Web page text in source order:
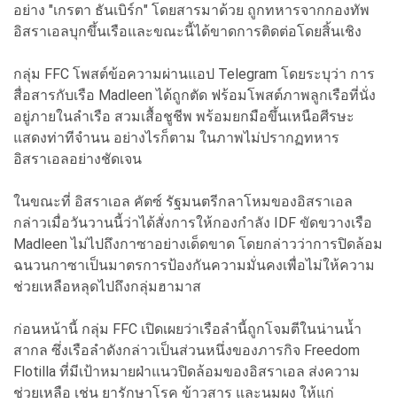
อย่าง "เกรตา ธันเบิร์ก" โดยสารมาด้วย ถูกทหารจากกองทัพ
อิสราเอลบุกขึ้นเรือและขณะนี้ได้ขาดการติดต่อโดยสิ้นเชิง
กลุ่ม FFC โพสต์ข้อความผ่านแอป Telegram โดยระบุว่า การ
สื่อสารกับเรือ Madleen ได้ถูกตัด ฟร้อมโพสต์ภาพลูกเรือที่นั่ง
อยู่ภายในลำเรือ สวมเสื้อชูชีพ พร้อมยกมือขึ้นเหนือศีรษะ
แสดงท่าทีจำนน อย่างไรก็ตาม ในภาพไม่ปรากฏทหาร
อิสราเอลอย่างชัดเจน
ในขณะที่ อิสราเอล คัตซ์ รัฐมนตรีกลาโหมของอิสราเอล
กล่าวเมื่อวันวานนี้ว่าได้สั่งการให้กองกำลัง IDF ขัดขวางเรือ
Madleen ไม่ไปถึงกาซาอย่างเด็ดขาด โดยกล่าวว่าการปิดล้อม
ฉนวนกาซาเป็นมาตรการป้องกันความมั่นคงเพื่อไม่ให้ความ
ช่วยเหลือหลุดไปถึงกลุ่มฮามาส
ก่อนหน้านี้ กลุ่ม FFC เปิดเผยว่าเรือลำนี้ถูกโจมตีในน่านน้ำ
สากล ซึ่งเรือลำดังกล่าวเป็นส่วนหนึ่งของภารกิจ Freedom
Flotilla ที่มีเป้าหมายฝ่าแนวปิดล้อมของอิสราเอล ส่งความ
ช่วยเหลือ เช่น ยารักษาโรค ข้าวสาร และนมผง ให้แก่